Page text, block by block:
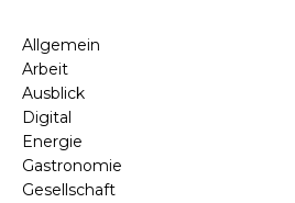
Allgemein
Arbeit
Ausblick
Digital
Energie
Gastronomie
Gesellschaft